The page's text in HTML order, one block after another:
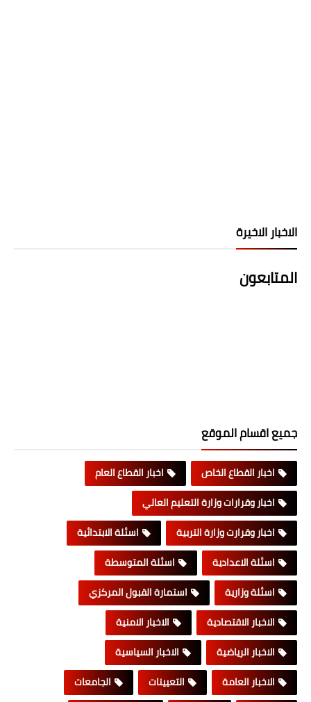
الاخبار الاخيرة
المتابعون
جميع اقسام الموقع
اخبار القطاع الخاص
اخبار القطاع العام
اخبار وقرارات وزارة التعليم العالي
اخبار وقرارت وزارة التربية
اسئلة الابتدائية
اسئلة الاعدادية
اسئلة المتوسطة
اسئلة وزارية
استمارة القبول المركزي
الاخبار الاقتصادية
الاخبار الامنية
الاخبار الرياضية
الاخبار السياسية
الاخبار العامة
التعيينات
الجامعات